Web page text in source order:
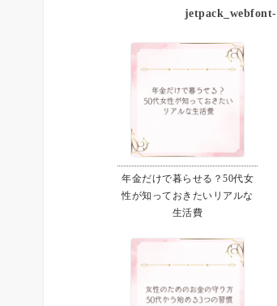
年金だけで暮らせる？50代女
性が知っておきたいリアルな
生活費